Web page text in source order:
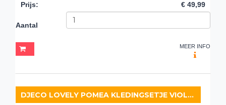
Prijs: € 49,99
Aantal
MEER INFO
DJECO LOVELY POMEA KLEDINGSETJE VIOLETTE